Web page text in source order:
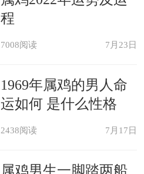
程
7008阅读 7月23日
1969年属鸡的男人命
运如何 是什么性格
2438阅读 7月17日
属鸡男生一脚踏两船